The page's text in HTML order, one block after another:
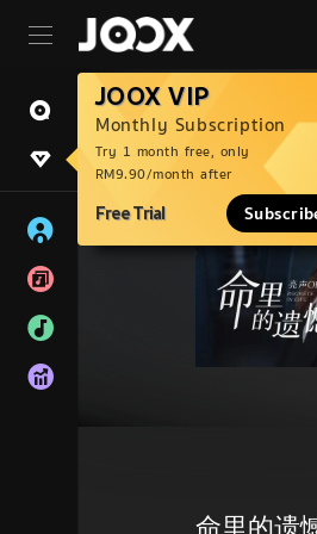
JOOX VIP
Monthly Subscription
Try 1 month free, only
RM9.90/month after
Free Trial